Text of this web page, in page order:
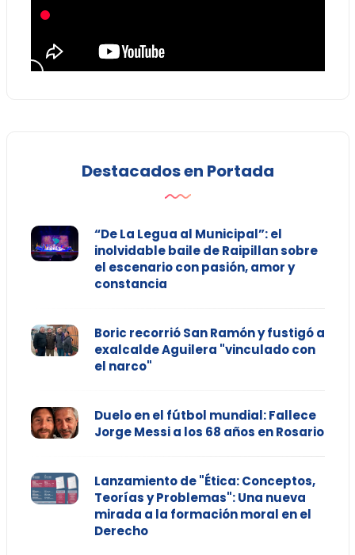
Destacados en Portada
“De La Legua al Municipal”: el
inolvidable baile de Raipillan sobre
el escenario con pasión, amor y
constancia
Boric recorrió San Ramón y fustigó a
exalcalde Aguilera "vinculado con
el narco"
Duelo en el fútbol mundial: Fallece
Jorge Messi a los 68 años en Rosario
Lanzamiento de "Ética: Conceptos,
Teorías y Problemas": Una nueva
mirada a la formación moral en el
Derecho